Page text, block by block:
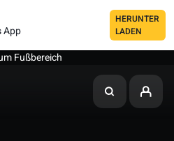
App
HERUNTER
LADEN
Fußbereich